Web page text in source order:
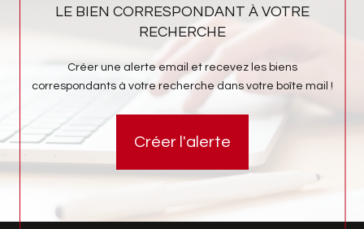
LE BIEN CORRESPONDANT À VOTRE
RECHERCHE
Créer une alerte email et recevez les biens
correspondants à votre recherche dans votre boîte mail !
Créer l'alerte